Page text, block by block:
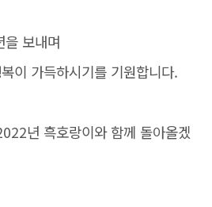
보내며
이 가득하시기를 기원합니다.
년 흑호랑이와 함께 돌아올겠